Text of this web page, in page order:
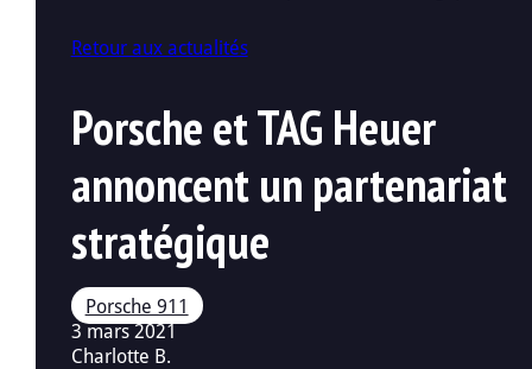
Retour aux actualités
Porsche et TAG Heuer
annoncent un partenariat
stratégique
3 mars 2021
Charlotte B.